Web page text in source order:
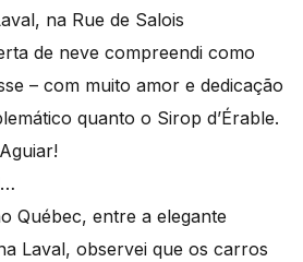
na Rue de Salois
de neve compreendi como
– com muito amor e dedicação
quanto o Sirop d’Érable.
Québec, entre a elegante
Laval, observei que os carros